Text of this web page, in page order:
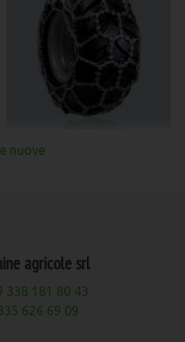
nuove
agricole srl
338 181 80 43
626 69 09